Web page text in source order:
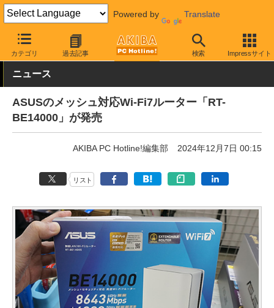
Powered by Translate
カテゴリ 過去記事 検索 Impressサイト
AKIBA PC Hotline! PC周辺機器 無線LAN (Wi-Fi) ASUS
ニュース
ASUSのメッシュ対応Wi-Fi7ルーター「RT-
BE14000」が発売
AKIBA PC Hotline!編集部 2024年12月7日 00:15
リスト